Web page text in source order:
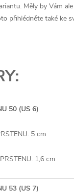
Měly by Vám
přihlédněte také ke
50 (US 6)
5 cm
1,6 cm
53 (US 7)